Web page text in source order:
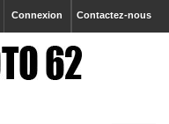
Contactez-nous
Connexion